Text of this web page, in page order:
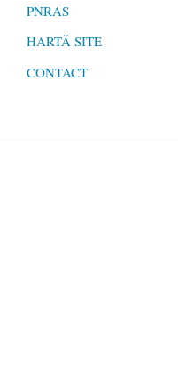
PNRAS
HARTĂ SITE
CONTACT